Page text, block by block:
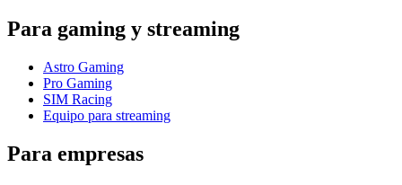
Para gaming y streaming
Astro Gaming
Pro Gaming
SIM Racing
Equipo para streaming
Para empresas